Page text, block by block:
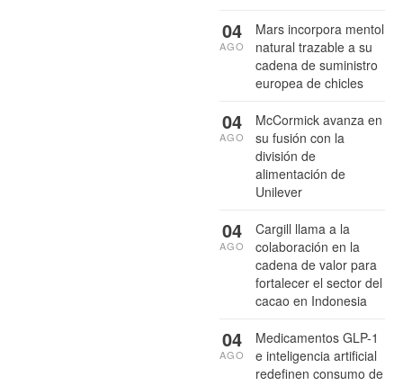
Mars incorpora mentol
natural trazable a su
cadena de suministro
europea de chicles
04
AGO
McCormick avanza en
su fusión con la
división de
alimentación de
Unilever
04
AGO
Cargill llama a la
colaboración en la
cadena de valor para
fortalecer el sector del
cacao en Indonesia
04
AGO
Medicamentos GLP-1
e inteligencia artificial
redefinen consumo de
04
AGO